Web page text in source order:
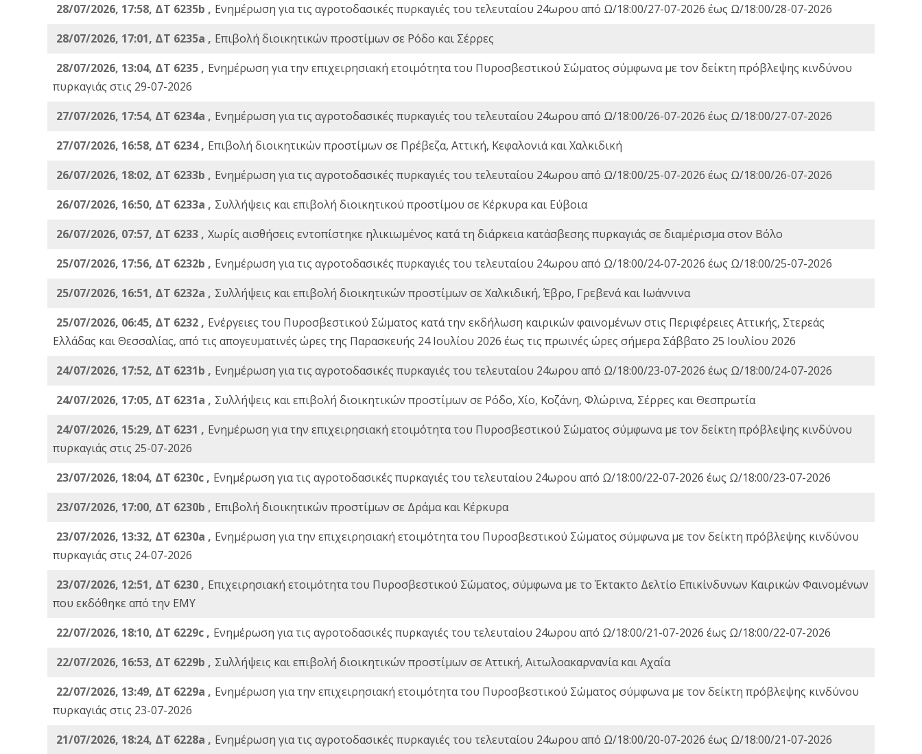
28/07/2026, 17:58, ΔΤ 6235b , Ενημέρωση για τις αγροτοδασικές πυρκαγιές του τελευταίου 24ωρου από Ω/18:00/27-07-2026 έως Ω/18:00/28-07-2026
28/07/2026, 17:01, ΔΤ 6235a , Eπιβολή διοικητικών προστίμων σε Ρόδο και Σέρρες
28/07/2026, 13:04, ΔΤ 6235 , Ενημέρωση για την επιχειρησιακή ετοιμότητα του Πυροσβεστικού Σώματος σύμφωνα με τον δείκτη πρόβλεψης κινδύνου
πυρκαγιάς στις 29-07-2026
27/07/2026, 17:54, ΔΤ 6234a , Ενημέρωση για τις αγροτοδασικές πυρκαγιές του τελευταίου 24ωρου από Ω/18:00/26-07-2026 έως Ω/18:00/27-07-2026
27/07/2026, 16:58, ΔΤ 6234 , Eπιβολή διοικητικών προστίμων σε Πρέβεζα, Αττική, Κεφαλονιά και Χαλκιδική
26/07/2026, 18:02, ΔΤ 6233b , Ενημέρωση για τις αγροτοδασικές πυρκαγιές του τελευταίου 24ωρου από Ω/18:00/25-07-2026 έως Ω/18:00/26-07-2026
26/07/2026, 16:50, ΔΤ 6233a , Συλλήψεις και επιβολή διοικητικού προστίμου σε Κέρκυρα και Εύβοια
26/07/2026, 07:57, ΔΤ 6233 , Χωρίς αισθήσεις εντοπίστηκε ηλικιωμένος κατά τη διάρκεια κατάσβεσης πυρκαγιάς σε διαμέρισμα στον Βόλο
25/07/2026, 17:56, ΔΤ 6232b , Ενημέρωση για τις αγροτοδασικές πυρκαγιές του τελευταίου 24ωρου από Ω/18:00/24-07-2026 έως Ω/18:00/25-07-2026
25/07/2026, 16:51, ΔΤ 6232a , Συλλήψεις και επιβολή διοικητικών προστίμων σε Χαλκιδική, Έβρο, Γρεβενά και Ιωάννινα
25/07/2026, 06:45, ΔΤ 6232 , Ενέργειες του Πυροσβεστικού Σώματος κατά την εκδήλωση καιρικών φαινομένων στις Περιφέρειες Αττικής, Στερεάς
Ελλάδας και Θεσσαλίας, από τις απογευματινές ώρες της Παρασκευής 24 Ιουλίου 2026 έως τις πρωινές ώρες σήμερα Σάββατο 25 Ιουλίου 2026
24/07/2026, 17:52, ΔΤ 6231b , Ενημέρωση για τις αγροτοδασικές πυρκαγιές του τελευταίου 24ωρου από Ω/18:00/23-07-2026 έως Ω/18:00/24-07-2026
24/07/2026, 17:05, ΔΤ 6231a , Συλλήψεις και επιβολή διοικητικών προστίμων σε Ρόδο, Χίο, Κοζάνη, Φλώρινα, Σέρρες και Θεσπρωτία
24/07/2026, 15:29, ΔΤ 6231 , Ενημέρωση για την επιχειρησιακή ετοιμότητα του Πυροσβεστικού Σώματος σύμφωνα με τον δείκτη πρόβλεψης κινδύνου
πυρκαγιάς στις 25-07-2026
23/07/2026, 18:04, ΔΤ 6230c , Ενημέρωση για τις αγροτοδασικές πυρκαγιές του τελευταίου 24ωρου από Ω/18:00/22-07-2026 έως Ω/18:00/23-07-2026
23/07/2026, 17:00, ΔΤ 6230b , Επιβολή διοικητικών προστίμων σε Δράμα και Κέρκυρα
23/07/2026, 13:32, ΔΤ 6230a , Ενημέρωση για την επιχειρησιακή ετοιμότητα του Πυροσβεστικού Σώματος σύμφωνα με τον δείκτη πρόβλεψης κινδύνου
πυρκαγιάς στις 24-07-2026
23/07/2026, 12:51, ΔΤ 6230 , Επιχειρησιακή ετοιμότητα του Πυροσβεστικού Σώματος, σύμφωνα με το Έκτακτο Δελτίο Επικίνδυνων Καιρικών Φαινομένων
που εκδόθηκε από την ΕΜΥ
22/07/2026, 18:10, ΔΤ 6229c , Ενημέρωση για τις αγροτοδασικές πυρκαγιές του τελευταίου 24ωρου από Ω/18:00/21-07-2026 έως Ω/18:00/22-07-2026
22/07/2026, 16:53, ΔΤ 6229b , Σuλλήψεις και επιβολή διοικητικών προστίμων σε Αττική, Αιτωλοακαρνανία και Αχαΐα
22/07/2026, 13:49, ΔΤ 6229a , Ενημέρωση για την επιχειρησιακή ετοιμότητα του Πυροσβεστικού Σώματος σύμφωνα με τον δείκτη πρόβλεψης κινδύνου
πυρκαγιάς στις 23-07-2026
21/07/2026, 18:24, ΔΤ 6228a , Ενημέρωση για τις αγροτοδασικές πυρκαγιές του τελευταίου 24ωρου από Ω/18:00/20-07-2026 έως Ω/18:00/21-07-2026